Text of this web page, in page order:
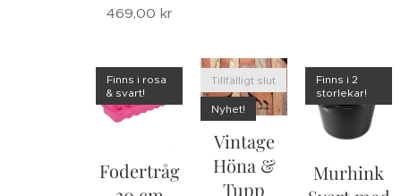
469,00 kr
Fodertråg
Finns i rosa
& svart!
Vintage
Höna &
Tupp
Tillfälligt slut
Nyhet!
Murhink
Finns i 2
storlekar!